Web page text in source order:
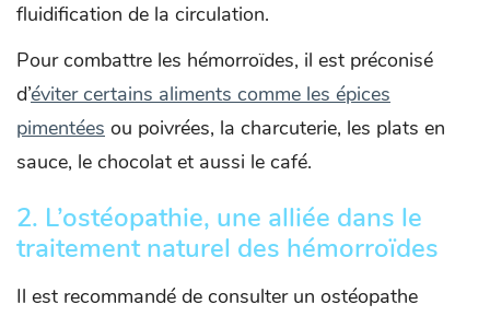
fluidification de la circulation.
Pour combattre les hémorroïdes, il est préconisé
d’éviter certains aliments comme les épices
pimentées ou poivrées, la charcuterie, les plats en
sauce, le chocolat et aussi le café.
2. L’ostéopathie, une alliée dans le
traitement naturel des hémorroïdes
Il est recommandé de consulter un ostéopathe